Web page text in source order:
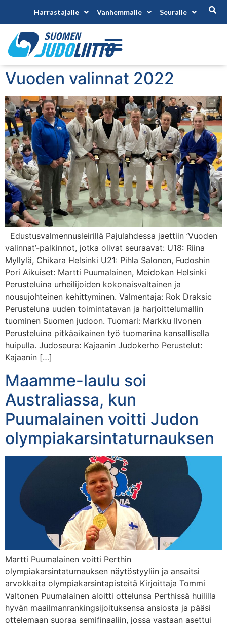
Harrastajalle Vanhemmalle Seuralle
Vuoden valinnat 2022
Edustusvalmennusleirillä Pajulahdessa jaettiin ’Vuoden
valinnat’-palkinnot, jotka olivat seuraavat: U18: Riina
Myllylä, Chikara Helsinki U21: Pihla Salonen, Fudoshin
Pori Aikuiset: Martti Puumalainen, Meidokan Helsinki
Perusteluina urheilijoiden kokonaisvaltainen ja
nousujohteinen kehittyminen. Valmentaja: Rok Draksic
Perusteluna uuden toimintatavan ja harjoittelumallin
tuominen Suomen judoon. Tuomari: Markku Ilvonen
Perusteluina pitkäaikainen työ tuomarina kansallisella
huipulla. Judoseura: Kajaanin Judokerho Perustelut:
Kajaanin […]
Maamme-laulu soi
Australiassa, kun
Puumalainen voitti Judon
olympiakarsintaturnauksen
Martti Puumalainen voitti Perthin
olympiakarsintaturnauksen näytöstyyliin ja ansaitsi
arvokkaita olympiakarsintapisteitä Kirjoittaja Tommi
Valtonen Puumalainen aloitti ottelunsa Perthissä huililla
hyvän maailmanrankingsijoituksensa ansiosta ja pääsi
ottelemaan suoraa semifinaaliin, jossa vastaan asettui